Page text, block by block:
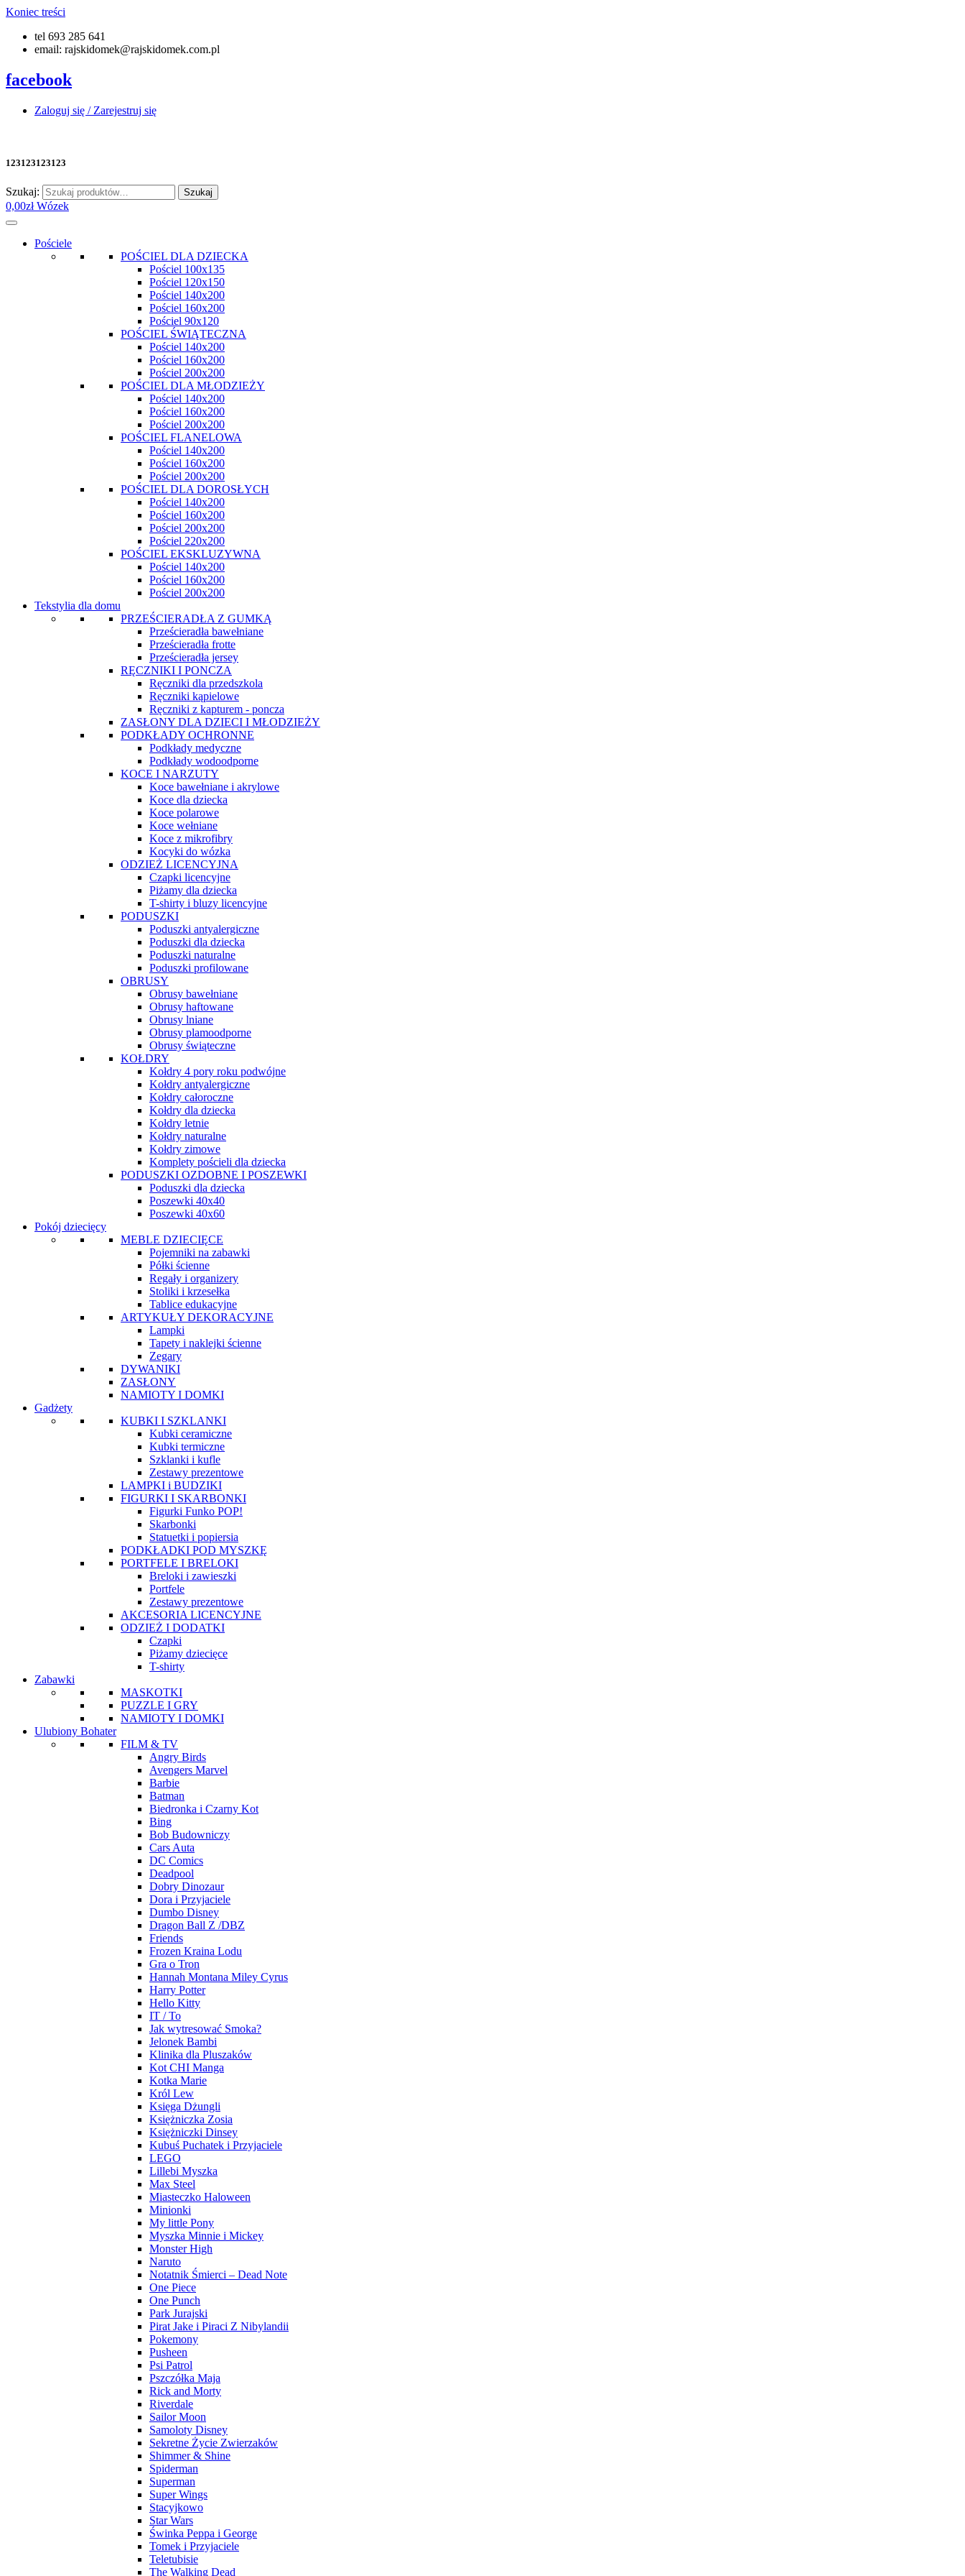
Koniec treści
tel 693 285 641
email: rajskidomek@rajskidomek.com.pl
facebook
Zaloguj się / Zarejestruj się
123123123123
Szukaj: Szukaj
0,00zł Wózek
Pościele
POŚCIEL DLA DZIECKA
Pościel 100x135
Pościel 120x150
Pościel 140x200
Pościel 160x200
Pościel 90x120
POŚCIEL ŚWIĄTECZNA
Pościel 140x200
Pościel 160x200
Pościel 200x200
POŚCIEL DLA MŁODZIEŻY
Pościel 140x200
Pościel 160x200
Pościel 200x200
POŚCIEL FLANELOWA
Pościel 140x200
Pościel 160x200
Pościel 200x200
POŚCIEL DLA DOROSŁYCH
Pościel 140x200
Pościel 160x200
Pościel 200x200
Pościel 220x200
POŚCIEL EKSKLUZYWNA
Pościel 140x200
Pościel 160x200
Pościel 200x200
Tekstylia dla domu
PRZEŚCIERADŁA Z GUMKĄ
Prześcieradła bawełniane
Prześcieradła frotte
Prześcieradła jersey
RĘCZNIKI I PONCZA
Ręczniki dla przedszkola
Ręczniki kąpielowe
Ręczniki z kapturem - poncza
ZASŁONY DLA DZIECI I MŁODZIEŻY
PODKŁADY OCHRONNE
Podkłady medyczne
Podkłady wodoodporne
KOCE I NARZUTY
Koce bawełniane i akrylowe
Koce dla dziecka
Koce polarowe
Koce wełniane
Koce z mikrofibry
Kocyki do wózka
ODZIEŻ LICENCYJNA
Czapki licencyjne
Piżamy dla dziecka
T-shirty i bluzy licencyjne
PODUSZKI
Poduszki antyalergiczne
Poduszki dla dziecka
Poduszki naturalne
Poduszki profilowane
OBRUSY
Obrusy bawełniane
Obrusy haftowane
Obrusy lniane
Obrusy plamoodporne
Obrusy świąteczne
KOŁDRY
Kołdry 4 pory roku podwójne
Kołdry antyalergiczne
Kołdry całoroczne
Kołdry dla dziecka
Kołdry letnie
Kołdry naturalne
Kołdry zimowe
Komplety pościeli dla dziecka
PODUSZKI OZDOBNE I POSZEWKI
Poduszki dla dziecka
Poszewki 40x40
Poszewki 40x60
Pokój dziecięcy
MEBLE DZIECIĘCE
Pojemniki na zabawki
Półki ścienne
Regały i organizery
Stoliki i krzesełka
Tablice edukacyjne
ARTYKUŁY DEKORACYJNE
Lampki
Tapety i naklejki ścienne
Zegary
DYWANIKI
ZASŁONY
NAMIOTY I DOMKI
Gadżety
KUBKI I SZKLANKI
Kubki ceramiczne
Kubki termiczne
Szklanki i kufle
Zestawy prezentowe
LAMPKI i BUDZIKI
FIGURKI I SKARBONKI
Figurki Funko POP!
Skarbonki
Statuetki i popiersia
PODKŁADKI POD MYSZKĘ
PORTFELE I BRELOKI
Breloki i zawieszki
Portfele
Zestawy prezentowe
AKCESORIA LICENCYJNE
ODZIEŻ I DODATKI
Czapki
Piżamy dziecięce
T-shirty
Zabawki
MASKOTKI
PUZZLE I GRY
NAMIOTY I DOMKI
Ulubiony Bohater
FILM & TV
Angry Birds
Avengers Marvel
Barbie
Batman
Biedronka i Czarny Kot
Bing
Bob Budowniczy
Cars Auta
DC Comics
Deadpool
Dobry Dinozaur
Dora i Przyjaciele
Dumbo Disney
Dragon Ball Z /DBZ
Friends
Frozen Kraina Lodu
Gra o Tron
Hannah Montana Miley Cyrus
Harry Potter
Hello Kitty
IT / To
Jak wytresować Smoka?
Jelonek Bambi
Klinika dla Pluszaków
Kot CHI Manga
Kotka Marie
Król Lew
Księga Dżungli
Księżniczka Zosia
Księżniczki Dinsey
Kubuś Puchatek i Przyjaciele
LEGO
Lillebi Myszka
Max Steel
Miasteczko Haloween
Minionki
My little Pony
Myszka Minnie i Mickey
Monster High
Naruto
Notatnik Śmierci – Dead Note
One Piece
One Punch
Park Jurajski
Pirat Jake i Piraci Z Nibylandii
Pokemony
Pusheen
Psi Patrol
Pszczółka Maja
Rick and Morty
Riverdale
Sailor Moon
Samoloty Disney
Sekretne Życie Zwierzaków
Shimmer & Shine
Spiderman
Superman
Super Wings
Stacyjkowo
Star Wars
Świnka Peppa i George
Tomek i Przyjaciele
Teletubisie
The Walking Dead